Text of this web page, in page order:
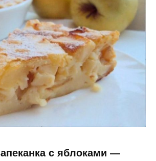
с яблоками —